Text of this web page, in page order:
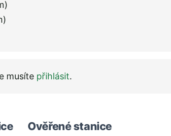
musíte přihlásit.
Ověřené stanice